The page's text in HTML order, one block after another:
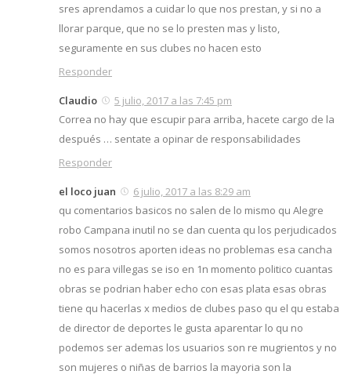
sres aprendamos a cuidar lo que nos prestan, y si no a
llorar parque, que no se lo presten mas y listo,
seguramente en sus clubes no hacen esto
Responder
Claudio
5 julio, 2017 a las 7:45 pm
Correa no hay que escupir para arriba, hacete cargo de la
después … sentate a opinar de responsabilidades
Responder
el loco juan
6 julio, 2017 a las 8:29 am
qu comentarios basicos no salen de lo mismo qu Alegre
robo Campana inutil no se dan cuenta qu los perjudicados
somos nosotros aporten ideas no problemas esa cancha
no es para villegas se iso en 1n momento politico cuantas
obras se podrian haber echo con esas plata esas obras
tiene qu hacerlas x medios de clubes paso qu el qu estaba
de director de deportes le gusta aparentar lo qu no
podemos ser ademas los usuarios son re mugrientos y no
son mujeres o niñas de barrios la mayoria son la